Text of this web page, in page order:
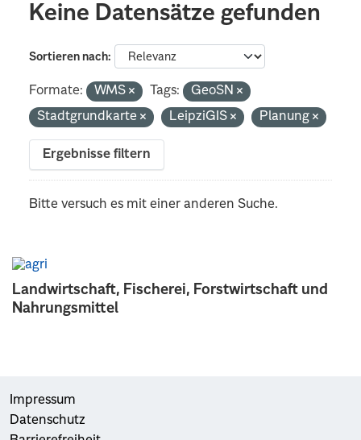
Landwirtschaft, Fischerei, Forstwirtschaft und
Nahrungsmittel
Keine Datensätze gefunden
Sortieren nach
Formate: WMS Tags:
GeoSN
Stadtgrundkarte
LeipziGIS Planung
Ergebnisse filtern
Bitte versuch es mit einer anderen Suche.
Impressum
Datenschutz